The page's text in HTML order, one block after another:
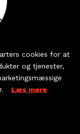
uge og er
deres
er Krøyer
cookies for at
og tjenester,
Læs mere